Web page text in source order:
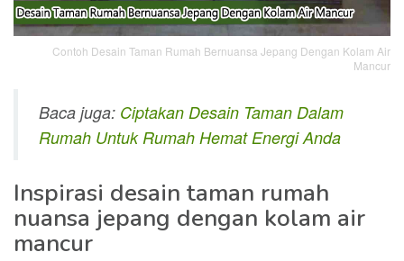
Contoh Desain Taman Rumah Bernuansa Jepang Dengan Kolam Air
Mancur
Baca juga: Ciptakan Desain Taman Dalam
Rumah Untuk Rumah Hemat Energi Anda
Inspirasi desain taman rumah
nuansa jepang dengan kolam air
mancur